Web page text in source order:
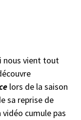
nous vient tout
lors de la saison
sa reprise de
vidéo cumule pas